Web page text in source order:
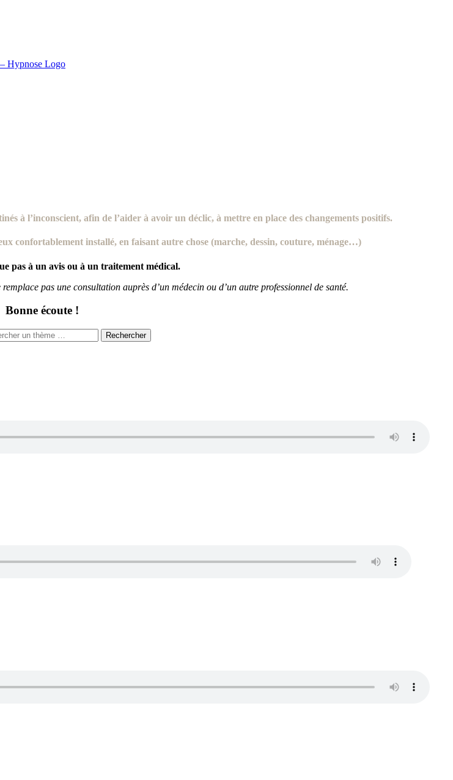
à l’inconscient, afin de l’aider à avoir un déclic, à mettre en place des changements positifs.
confortablement installé, en faisant autre chose (marche, dessin, couture, ménage…)
pas à un avis ou à un traitement médical.
pas une consultation auprès d’un médecin ou d’un autre professionnel de santé.
Bonne écoute !